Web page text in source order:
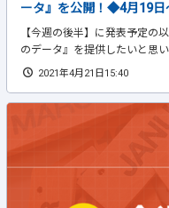
ータ』を公開！◆4月19
【今週の後半】に発表予定の
のデータ』を提供したいと思
2021年4月21日15:40